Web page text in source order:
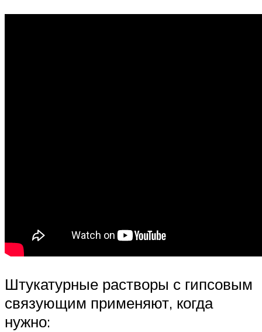
Штукатурные растворы с гипсовым
связующим применяют, когда
нужно: